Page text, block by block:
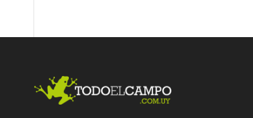
Fac
ebo
Twit
ter